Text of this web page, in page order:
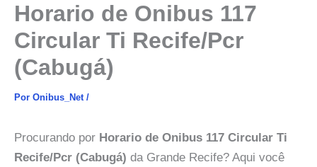
Horario de Onibus 117
Circular Ti Recife/Pcr
(Cabugá)
Por Onibus_Net /
Procurando por Horario de Onibus 117 Circular Ti
Recife/Pcr (Cabugá) da Grande Recife? Aqui você